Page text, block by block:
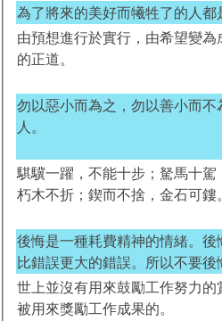
為了將來的美好而犧牲了的人都
由預想進行於實行，由希望變
的正道。
勿以惡小而為之，勿以善小而
人。
騏驥一躍，不能十步；駑馬十駕
朽木不折；鍥而不捨，金石可鏤
後悔是一種耗費精神的情緒。後
比錯誤更大的錯誤。所以不要後
世上並沒有用來鼓勵工作努力
被用來獎勵工作成果的。